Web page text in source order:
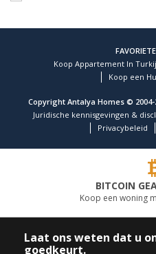
Koop Appartement In
Koop een
Copyright Antalya Homes ©
Juridische kennisgevingen &
Privacybeleid
BITCOIN
Koop een woning
TOONAANGEVEND
Laat ons weten dat u
goedkeurt.